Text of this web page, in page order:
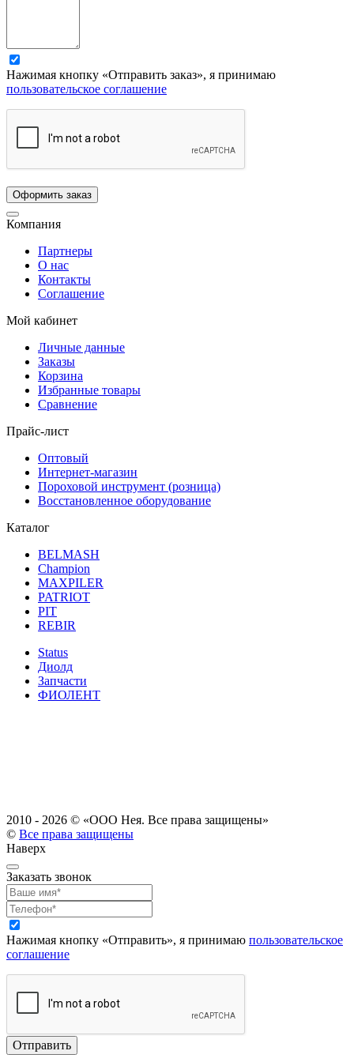
Нажимая кнопку «Отправить заказ», я принимаю
пользовательское соглашение
Компания
Партнеры
О нас
Контакты
Соглашение
Мой кабинет
Личные данные
Заказы
Корзина
Избранные товары
Сравнение
Прайс-лист
Оптовый
Интернет-магазин
Пороховой инструмент (розница)
Восстановленное оборудование
Каталог
BELMASH
Champion
MAXPILER
PATRIOT
PIT
REBIR
Status
Диолд
Запчасти
ФИОЛЕНТ
2010 - 2026 © «ООО Нея. Все права защищены»
© Все права защищены
Наверх
Заказать звонок
Нажимая кнопку «Отправить», я принимаю пользовательское
соглашение